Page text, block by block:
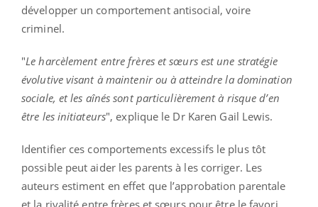
développer un comportement antisocial, voire
criminel.
"Le harcèlement entre frères et sœurs est une stratégie
évolutive visant à maintenir ou à atteindre la domination
sociale, et les aînés sont particulièrement à risque d’en
être les initiateurs", explique le Dr Karen Gail Lewis.
Identifier ces comportements excessifs le plus tôt
possible peut aider les parents à les corriger. Les
auteurs estiment en effet que l’approbation parentale